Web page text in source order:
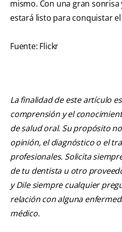
mismo. Con una gran
estará listo para conquistar
Fuente: Flickr
La finalidad de este artículo
comprensión y el
de salud oral. Su propósito
opinión, el diagnóstico o el
profesionales. Solicita
de tu dentista u otro
y Dile siempre cualquier
relación con alguna
médico.